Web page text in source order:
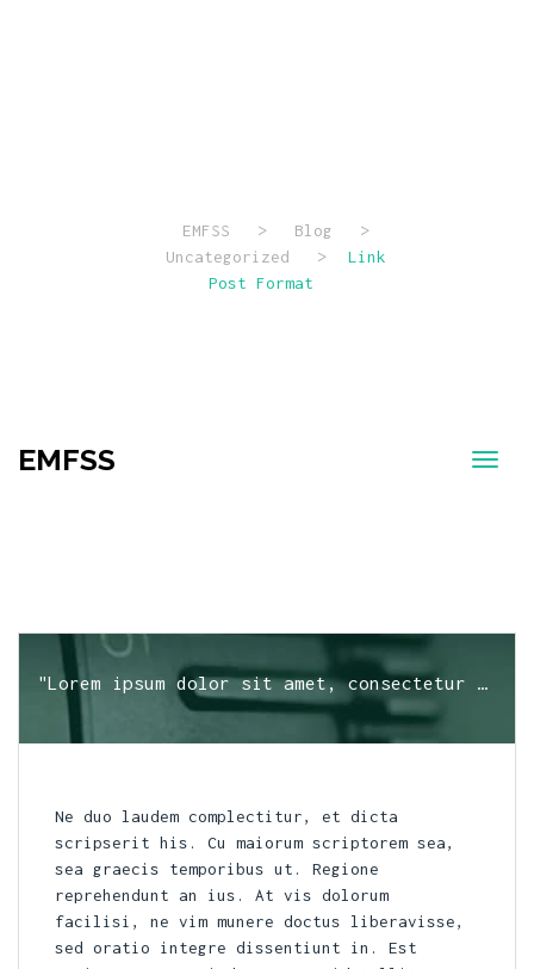
EMFSS > Blog
>
Uncategorized
>
Link
Post Format
EMFSS
"Lorem ipsum dolor sit amet, consectetur adipisicing elit."
Ne duo laudem complectitur, et dicta
scripserit his. Cu maiorum scriptorem sea,
sea graecis temporibus ut. Regione
reprehendunt an ius. At vis dolorum
facilisi, ne vim munere doctus liberavisse,
sed oratio integre dissentiunt in. Est